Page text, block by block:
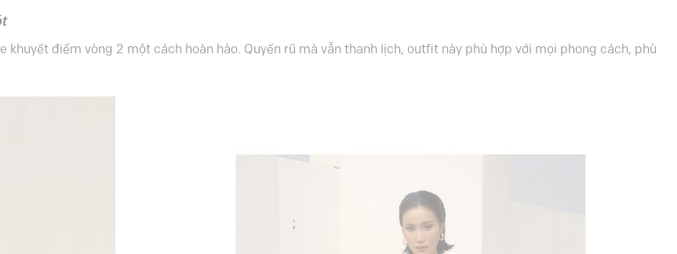
khuyết điểm vòng 2 một cách hoàn hảo. Quyến rũ mà vẫn thanh lịch, outfit này phù hợp với mọi phong cách, phù